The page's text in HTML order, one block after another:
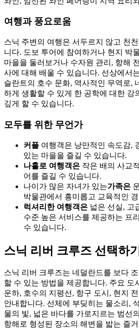
여행과 풍요로움
스닉 주변의 여행은 서두르지 않고 천
니다. 도보 투어에 참여하거나 현지 박
마을을 둘러보거나 수자원 관리, 항해
사에 대해 배울 수 있습니다. 선상에서
슬란트의 호수 문화, 역사적인 무역로,
하게 생활할 수 있게 한 공학에 대한 강
깊게 할 수 있습니다.
모두를 위한 무언가
커플 여행객은 낭만적인 속도감,
있는 마을을 즐길 수 있습니다.
나홀로 여행객은 작은 배의 사교
어를 즐길 수 있습니다.
나이가 많은 자녀가 있는가족은
박물관에서 흥미롭고 교육적인
럭셔리한 여행객은 넓은 선실, 고
수준 높은 서비스를 제공하는 프
수 있습니다.
스닉 리버 크루즈 선택하기
스닉 리버 크루즈는 네덜란드를 보다
할 수 있는 방법을 제공합니다. 주요 도
운하, 호수의 지평선, 항구 도시, 현지
안내합니다. 선체에 부딪히는 물소리,
물의 빛, 넓은 바다를 가로지르는 범선
항해로 형성된 장소의 해변을 밟는 즐